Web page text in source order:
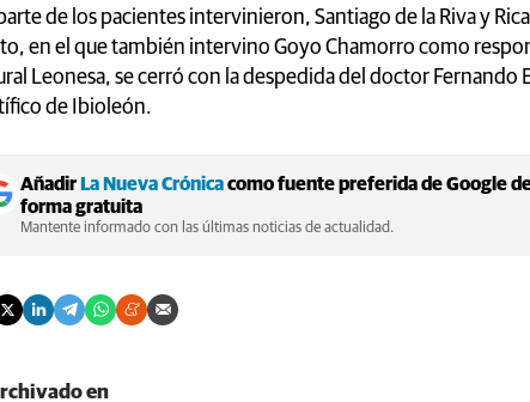
de los pacientes intervinieron, Santiago de la Riva y
en el que también intervino Goyo Chamorro como
Leonesa, se cerró con la despedida del doctor Fernando
de Ibioleón.
Añadir La Nueva Crónicacomo fuente preferida de Google
forma gratuita
Mantente informado con las últimas noticias de actualidad.
en